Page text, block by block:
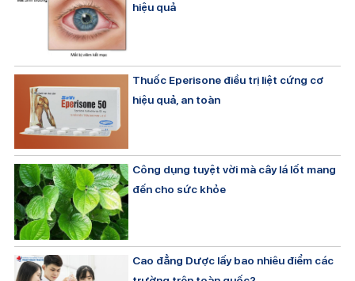
hiệu quả
Thuốc Eperisone điều trị liệt cứng cơ
hiệu quả, an toàn
Công dụng tuyệt vời mà cây lá lốt mang
đến cho sức khỏe
Cao đẳng Dược lấy bao nhiêu điểm các